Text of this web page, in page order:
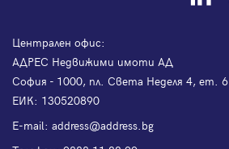
Централен офис:
АДРЕС Недвижими имоти АД
София - 1000, пл. Света Неделя 4, ет. 6
ЕИК: 130520890
Е-mail: address@address.bg